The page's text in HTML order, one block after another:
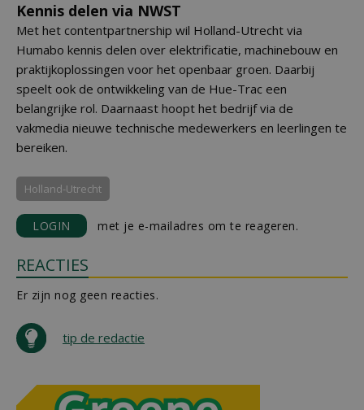
Kennis delen via NWST
Met het contentpartnership wil Holland-Utrecht via
Humabo kennis delen over elektrificatie, machinebouw en
praktijkoplossingen voor het openbaar groen. Daarbij
speelt ook de ontwikkeling van de Hue-Trac een
belangrijke rol. Daarnaast hoopt het bedrijf via de
vakmedia nieuwe technische medewerkers en leerlingen te
bereiken.
Holland-Utrecht
LOGIN met je e-mailadres om te reageren.
REACTIES
Er zijn nog geen reacties.
tip de redactie